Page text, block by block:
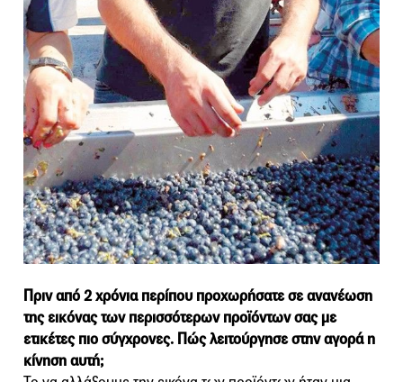
Πριν από 2 χρόνια περίπου προχωρήσατε σε ανανέωση
της εικόνας των περισσότερων προϊόντων σας με
ετικέτες πιο σύγχρονες. Πώς λειτούργησε στην αγορά η
κίνηση αυτή;